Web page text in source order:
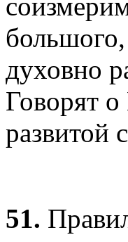
духовно
Говорят
развитой
51.